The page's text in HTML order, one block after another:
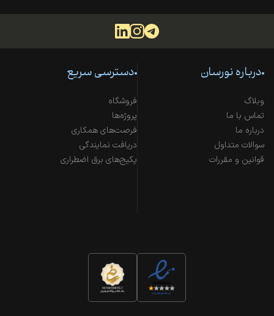
درباره نورسان
وبلاگ
تماس با ما
درباره ما
سوالات متداول
قوانین و مقررات
دسترسی سریع
فروشگاه
پروژه‌ها
فرصت‌های همکاری
دریافت نمایندگی
پکیج‌های برق اضطراری